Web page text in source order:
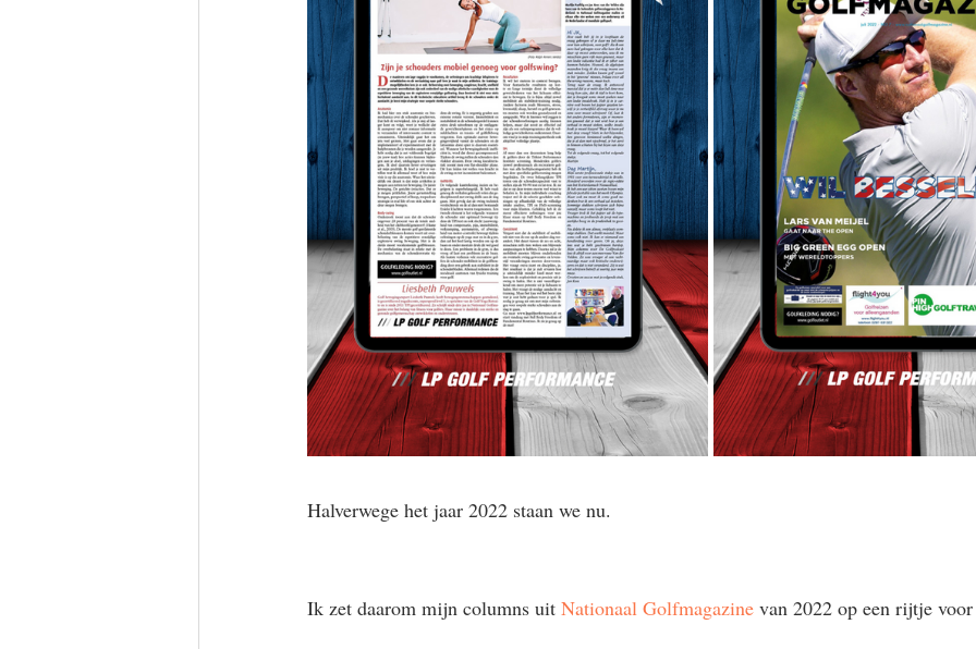
Halverwege het jaar 2022 staan we nu.
Ik zet daarom mijn columns uit Nationaal Golfmagazine van 2022 op een rijtje